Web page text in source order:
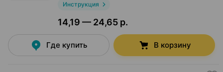
Инструкция
14,19 — 24,65 р.
Где купить В корзину